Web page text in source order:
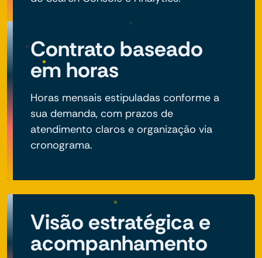
Contrato baseado
em horas
Horas mensais estipuladas conforme a
sua demanda, com prazos de
atendimento claros e organização via
cronograma.
Visão estratégica e
acompanhamento